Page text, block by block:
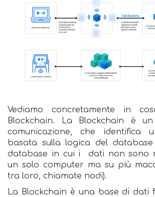
Vediamo concretamente in
Blockchain. La Blockchain è
comunicazione, che identifica
basata sulla logica del
database in cui i dati non sono
un solo computer ma su più
tra loro, chiamate nodi).
La Blockchain è una base di dati